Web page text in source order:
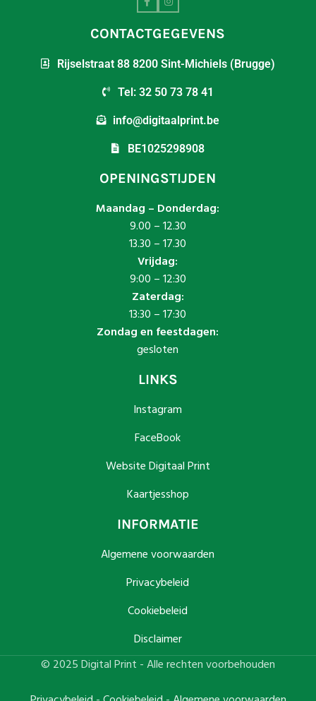
CONTACTGEGEVENS
Rijselstraat 88 8200 Sint-Michiels (Brugge)
Tel: 32 50 73 78 41
info@digitaalprint.be
BE1025298908
OPENINGSTIJDEN
Maandag – Donderdag:
9.00 – 12.30
13.30 – 17.30
Vrijdag:
9:00 – 12:30
Zaterdag:
13:30 – 17:30
Zondag en feestdagen:
gesloten
LINKS
Instagram
FaceBook
Website Digitaal Print
Kaartjesshop
INFORMATIE
Algemene voorwaarden
Privacybeleid
Cookiebeleid
Disclaimer
© 2025 Digital Print - Alle rechten voorbehouden